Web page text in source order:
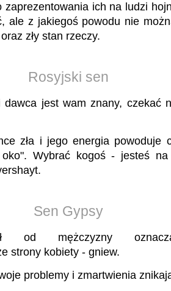
zaprezentowania ich na ludzi
ale z jakiegoś powodu nie
zły stan rzeczy.
Rosyjski sen
jest wam znany, czekać
zła i jego energia powoduje
oko". Wybrać kogoś - jesteś
Sen Gypsy
od mężczyzny
strony kobiety - gniew.
problemy i zmartwienia